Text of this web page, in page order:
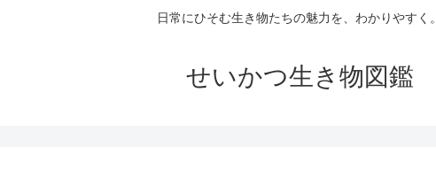
日常にひそむ生き物たちの魅力を、わかりやすく。
せいかつ生き物図鑑